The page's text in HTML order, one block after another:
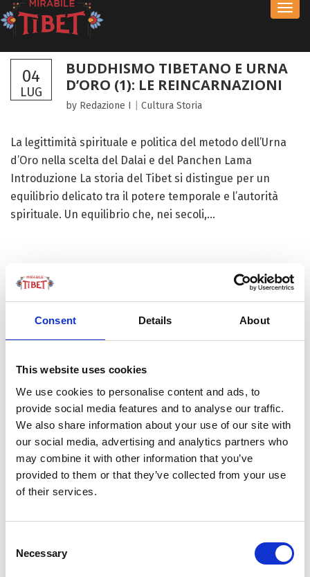
Consent Details About
This website uses cookies
We use cookies to personalise content and ads, to
provide social media features and to analyse our traffic.
We also share information about your use of our site with
our social media, advertising and analytics partners who
may combine it with other information that you’ve
provided to them or that they’ve collected from your use
of their services.
Selection
Necessary
04
LUG
BUDDHISMO TIBETANO E URNA
D’ORO (1): LE REINCARNAZIONI
by Redazione I Cultura Storia
La legittimità spirituale e politica del metodo dell’Urna
d’Oro nella scelta del Dalai e del Panchen Lama
Introduzione La storia del Tibet si distingue per un
equilibrio delicato tra il potere temporale e l’autorità
spirituale. Un equilibrio che, nei secoli,...
FOCUS TIBET